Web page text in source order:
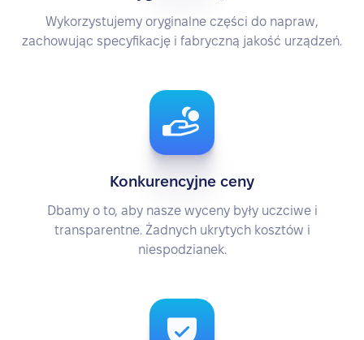
Wykorzystujemy oryginalne części do napraw,
zachowując specyfikację i fabryczną jakość urządzeń.
Konkurencyjne ceny
Dbamy o to, aby nasze wyceny były uczciwe i
transparentne. Żadnych ukrytych kosztów i
niespodzianek.